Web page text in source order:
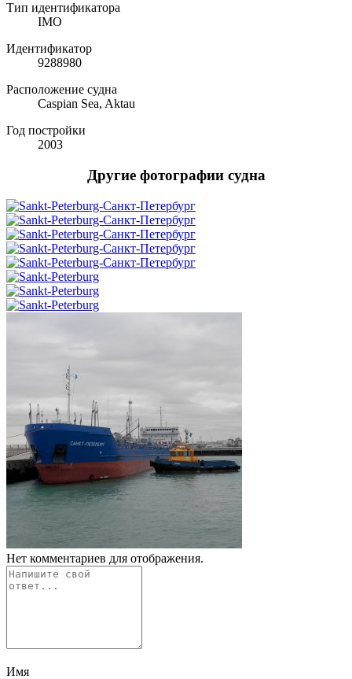
Тип идентификатора
IMO
Идентификатор
9288980
Расположение судна
Caspian Sea, Aktau
Год постройки
2003
Другие фотографии судна
Нет комментариев для отображения.
Имя